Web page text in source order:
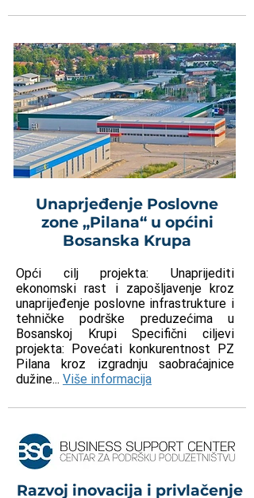
Unaprjeđenje Poslovne
zone „Pilana“ u općini
Bosanska Krupa
Opći cilj projekta: Unaprijediti
ekonomski rast i zapošljavenje kroz
unaprijeđenje poslovne infrastrukture i
tehničke podrške preduzećima u
Bosanskoj Krupi Specifični ciljevi
projekta: Povećati konkurentnost PZ
Pilana kroz izgradnju saobraćajnice
dužine... Više informacija
Razvoj inovacija i privlačenje